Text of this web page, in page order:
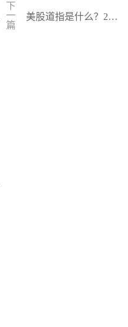
下
一
篇
美股道指是什么？202